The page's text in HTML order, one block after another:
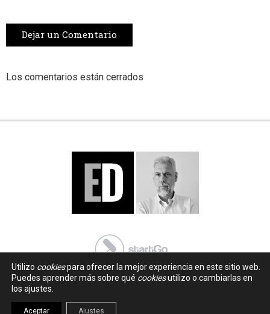
Dejar un Comentario
Los comentarios están cerrados
Utilizo cookiespara ofrecer la mejor experiencia en este sitio web.
Puedes aprender más sobre qué cookiesutilizo o cambiarlas en
los ajustes.
Aceptar Ajustes